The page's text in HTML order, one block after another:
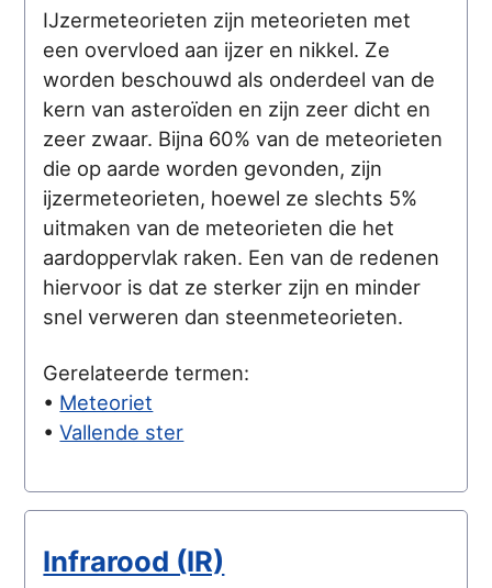
IJzermeteorieten zijn meteorieten met
een overvloed aan ijzer en nikkel. Ze
worden beschouwd als onderdeel van de
kern van asteroïden en zijn zeer dicht en
zeer zwaar. Bijna 60% van de meteorieten
die op aarde worden gevonden, zijn
ijzermeteorieten, hoewel ze slechts 5%
uitmaken van de meteorieten die het
aardoppervlak raken. Een van de redenen
hiervoor is dat ze sterker zijn en minder
snel verweren dan steenmeteorieten.
Gerelateerde termen:
• Meteoriet
•Vallende ster
Infrarood (IR)